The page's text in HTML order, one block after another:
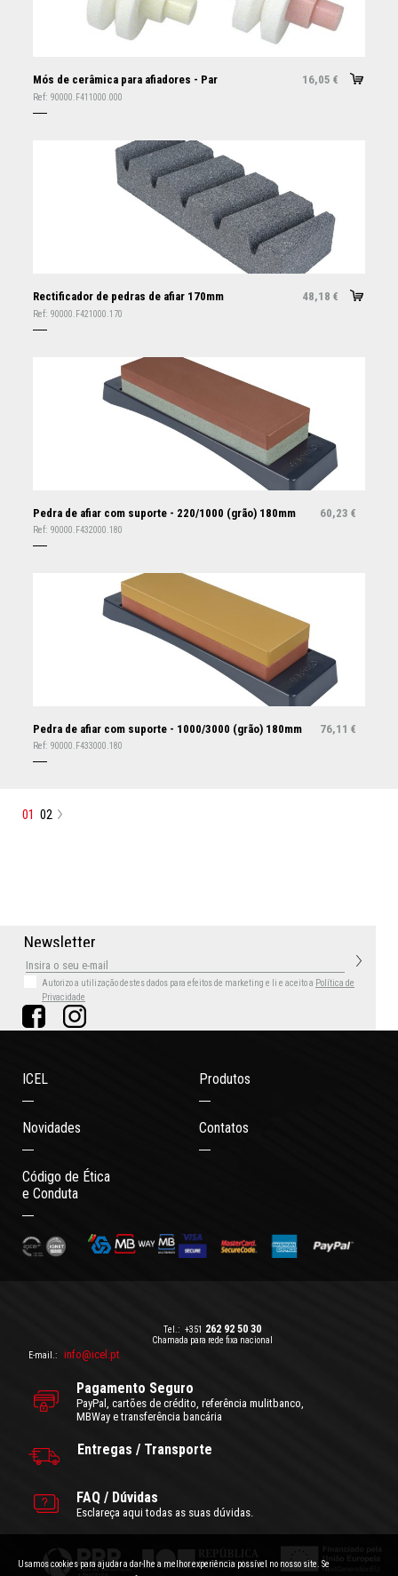
Mós de cerâmica para afiadores - Par 16,05 €
Ref: 90000.F411000.000
Rectificador de pedras de afiar 170mm 48,18 €
Ref: 90000.F421000.170
Pedra de afiar com suporte - 220/1000 (grão) 180mm 60,23 €
Ref: 90000.F432000.180
Pedra de afiar com suporte - 1000/3000 (grão) 180mm 76,11 €
Ref: 90000.F433000.180
01 02
Newsletter
Autorizo a utilização destes dados para efeitos de marketing e li e aceito a Política de
Privacidade
ICEL Produtos
Novidades Contatos
Código de Ética
e Conduta
Tel.: +351 262 92 50 30
Chamada para rede fixa nacional
E-mail.:
info@icel.pt
Pagamento Seguro
PayPal, cartões de crédito, referência mulitbanco,
MBWay e transferência bancária
Entregas / Transporte
FAQ / Dúvidas
Esclareça aqui todas as suas dúvidas.
Usamos cookies para ajudar a dar-lhe a melhor experiência possível no nosso site. Se